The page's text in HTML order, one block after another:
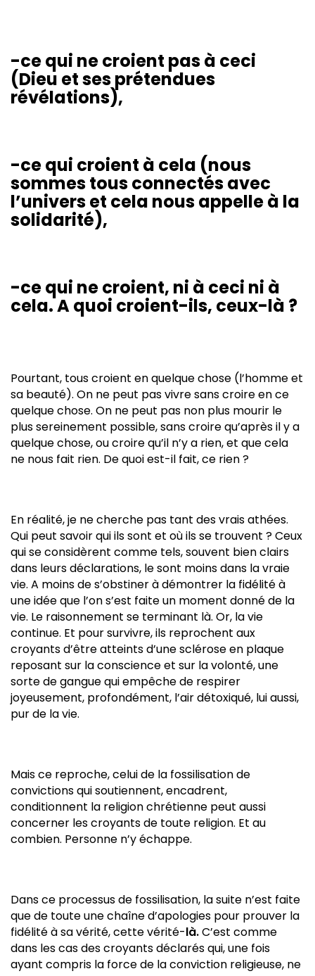
-ce qui ne croient pas à ceci
(Dieu et ses prétendues
révélations),
-ce qui croient à cela (nous
sommes tous connectés avec
l’univers et cela nous appelle à la
solidarité),
-ce qui ne croient, ni à ceci ni à
cela. A quoi croient-ils, ceux-là ?
Pourtant, tous croient en quelque chose (l’homme et
sa beauté). On ne peut pas vivre sans croire en ce
quelque chose. On ne peut pas non plus mourir le
plus sereinement possible, sans croire qu’après il y a
quelque chose, ou croire qu’il n’y a rien, et que cela
ne nous fait rien. De quoi est-il fait, ce rien ?
En réalité, je ne cherche pas tant des vrais athées.
Qui peut savoir qui ils sont et où ils se trouvent ? Ceux
qui se considèrent comme tels, souvent bien clairs
dans leurs déclarations, le sont moins dans la vraie
vie. A moins de s’obstiner à démontrer la fidélité à
une idée que l’on s’est faite un moment donné de la
vie. Le raisonnement se terminant là. Or, la vie
continue. Et pour survivre, ils reprochent aux
croyants d’être atteints d’une sclérose en plaque
reposant sur la conscience et sur la volonté, une
sorte de gangue qui empêche de respirer
joyeusement, profondément, l’air détoxiqué, lui aussi,
pur de la vie.
Mais ce reproche, celui de la fossilisation de
convictions qui soutiennent, encadrent,
conditionnent la religion chrétienne peut aussi
concerner les croyants de toute religion. Et au
combien. Personne n’y échappe.
Dans ce processus de fossilisation, la suite n’est faite
que de toute une chaîne d’apologies pour prouver la
fidélité à sa vérité, cette vérité-là.C’est comme
dans les cas des croyants déclarés qui, une fois
ayant compris la force de la conviction religieuse, ne